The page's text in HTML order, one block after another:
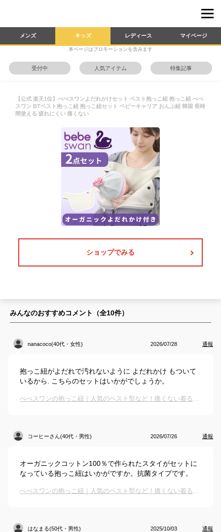
メンズ キッズ レディース マイページ
本ページはプロモーションを含みます
受付中 人気アイテム 特集記事
【公式 楽天1位】べべスワンよだれかけセット ベスト抱っこ紐 抱っこ紐 べべ
スワン BTベスト抱っこ紐 抱っこ紐セット ベビーキャリア おんぶ紐 韓国 長時
間使える 疲れにくい 痛くない
ショップでみる
みんなのおすすめコメント（全10件）
nanacoco(40代・女性) 2026/07/28 通報
抱っこ紐がよだれで汚れないように よだれかけ もついて
いるから. こちらのセットはいかがでしょうか。
べべスワンの抱っこ紐｜人気のベスト型など！痛くない着るタイプの抱っこ紐のおすすめは？
コーヒーさん(40代・男性) 2026/07/26 通報
オーガニックコットン100％で作られたスタイがセットに
なっている抱っこ紐はいかがですか。抗菌タイプです。
べべスワンの抱っこ紐｜人気のベスト型など！痛くない着るタイプの抱っこ紐のおすすめは？
はなまる(50代・男性) 2025/10/03 通報